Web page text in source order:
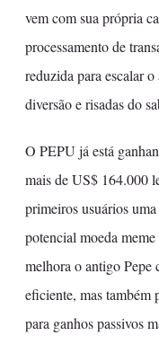
vem com sua própria
processamento de
reduzida para escalar
diversão e risadas do
O PEPU já está
mais de US$ 164.000
primeiros usuários
potencial moeda
melhora o antigo Pepe
eficiente, mas também
para ganhos passivos